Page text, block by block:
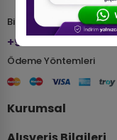
Bize Ulaşın
+90 533 390 3021
Ödeme Yöntemleri
Kurumsal